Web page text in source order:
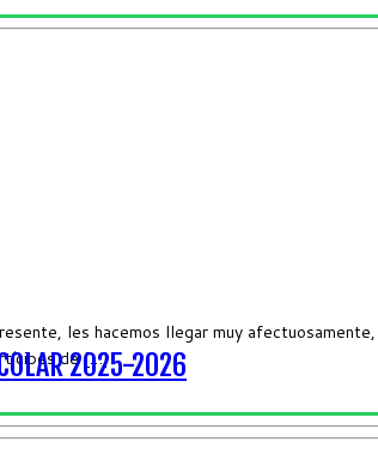
les hacemos llegar muy
de […]2025-2026